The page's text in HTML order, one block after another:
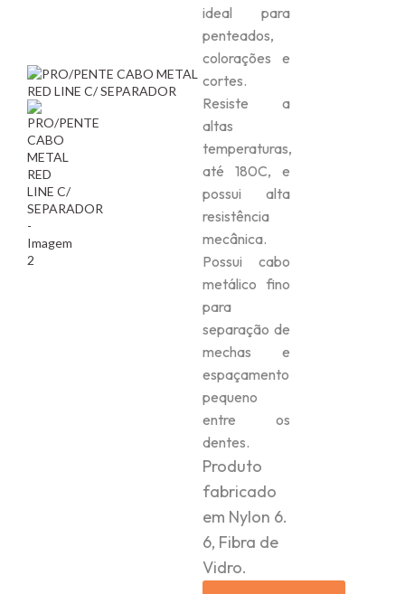
ideal para
penteados,
colorações e
cortes.
Resiste a
altas
temperaturas,
até 180C, e
possui alta
resistência
mecânica.
Possui cabo
metálico fino
para
separação de
mechas e
espaçamento
pequeno
entre os
dentes.
Produto
fabricado
em Nylon 6.
6, Fibra de
Vidro.